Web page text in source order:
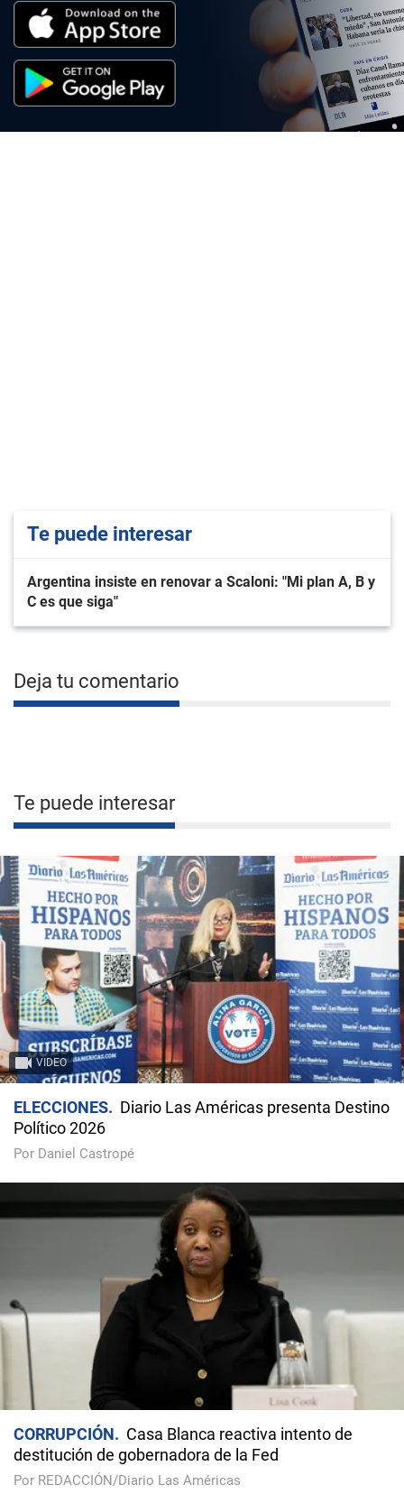
Te puede interesar
Argentina insiste en renovar a Scaloni: "Mi plan A, B y
C es que siga"
Deja tu comentario
Te puede interesar
VIDEO
ELECCIONES
Diario Las Américas presenta Destino
Político 2026
Por Daniel Castropé
CORRUPCIÓN
Casa Blanca reactiva intento de
destitución de gobernadora de la Fed
Por REDACCIÓN/Diario Las Américas